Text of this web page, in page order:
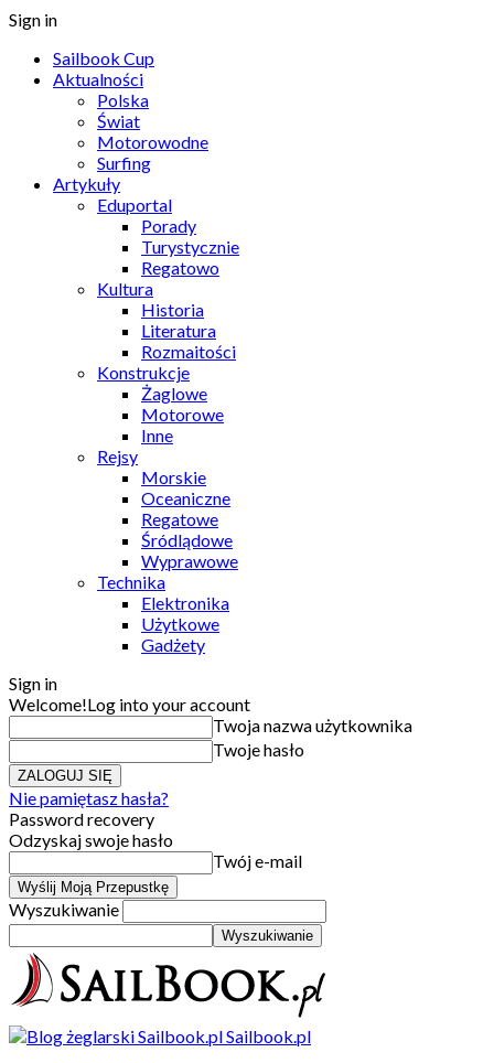
Sign in
Sailbook Cup
Aktualności
Polska
Świat
Motorowodne
Surfing
Artykuły
Eduportal
Porady
Turystycznie
Regatowo
Kultura
Historia
Literatura
Rozmaitości
Konstrukcje
Żaglowe
Motorowe
Inne
Rejsy
Morskie
Oceaniczne
Regatowe
Śródlądowe
Wyprawowe
Technika
Elektronika
Użytkowe
Gadżety
Sign in
Welcome!Log into your account
Twoja nazwa użytkownika
Twoje hasło
Nie pamiętasz hasła?
Password recovery
Odzyskaj swoje hasło
Twój e-mail
Wyszukiwanie
Sailbook.pl